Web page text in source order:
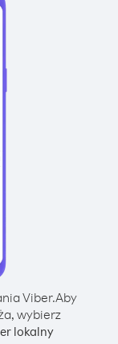
Viber.Aby
wybierz
lokalny